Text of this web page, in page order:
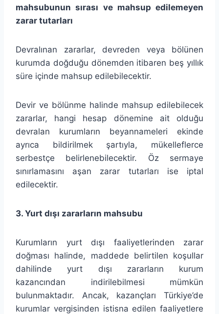
mahsubunun sırası ve mahsup edilemeyen
zarar tutarları
Devralınan zararlar, devreden veya bölünen
kurumda doğduğu dönemden itibaren beş yıllık
süre içinde mahsup edilebilecektir.
Devir ve bölünme halinde mahsup edilebilecek
zararlar, hangi hesap dönemine ait olduğu
devralan kurumların beyannameleri ekinde
ayrıca bildirilmek şartıyla, mükelleflerce
serbestçe belirlenebilecektir. Öz sermaye
sınırlamasını aşan zarar tutarları ise iptal
edilecektir.
3. Yurt dışı zararların mahsubu
Kurumların yurt dışı faaliyetlerinden zarar
doğması halinde, maddede belirtilen koşullar
dahilinde yurt dışı zararların kurum
kazancından indirilebilmesi mümkün
bulunmaktadır. Ancak, kazançları Türkiye’de
kurumlar vergisinden istisna edilen faaliyetlere